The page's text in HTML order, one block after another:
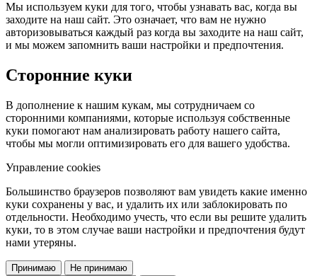
Мы используем куки для того, чтобы узнавать вас, когда вы
заходите на наш сайт. Это означает, что вам не нужно
авторизовываться каждый раз когда вы заходите на наш сайт,
и мы можем запомнить ваши настройки и предпочтения.
Сторонние куки
В дополнение к нашим кукам, мы сотрудничаем со
сторонними компаниями, которые используя собственные
куки помогают нам анализировать работу нашего сайта,
чтобы мы могли оптимизировать его для вашего удобства.
Управление cookies
Большинство браузеров позволяют вам увидеть какие именно
куки сохранены у вас, и удалить их или заблокировать по
отдельности. Необходимо учесть, что если вы решите удалить
куки, то в этом случае ваши настройки и предпочтения будут
нами утеряны.
Принимаю
Не принимаю